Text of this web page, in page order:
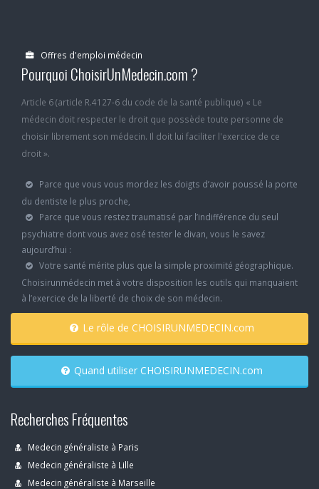
Offres d'emploi médecin
Pourquoi ChoisirUnMedecin.com ?
Article 6 (article R.4127-6 du code de la santé publique) « Le
médecin doit respecter le droit que possède toute personne de
choisir librement son médecin. Il doit lui faciliter l'exercice de ce
droit ».
Parce que vous vous mordez les doigts d’avoir poussé la porte
du dentiste le plus proche,
Parce que vous restez traumatisé par l’indifférence du seul
psychiatre dont vous avez osé tester le divan, vous le savez
aujourd’hui :
Votre santé mérite plus que la simple proximité géographique.
Choisirunmédecin met à votre disposition les outils qui manquaient
à l’exercice de la liberté de choix de son médecin.
Le rôle de CHOISIRUNMEDECIN.com
Quand utiliser CHOISIRUNMEDECIN.com
Recherches Fréquentes
Medecin généraliste à Paris
Medecin généraliste à Lille
Medecin généraliste à Marseille